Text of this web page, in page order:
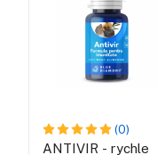
(0)
ANTIVIR - rychle